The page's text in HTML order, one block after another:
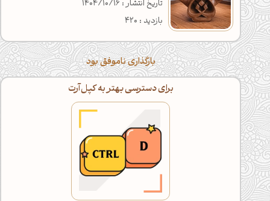
تاریخ انتشار : 1404/10/16
بازدید : 420
بارگذاری ناموفق بود
برای دسترسی بهتر به کپل‌آرت